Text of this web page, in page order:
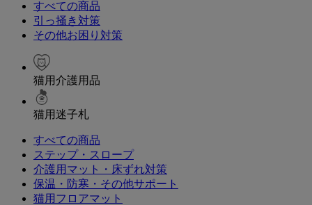
すべての商品
引っ掻き対策
その他お困り対策
猫用介護用品
猫用迷子札
すべての商品
ステップ・スロープ
介護用マット・床ずれ対策
保温・防寒・その他サポート
猫用フロアマット